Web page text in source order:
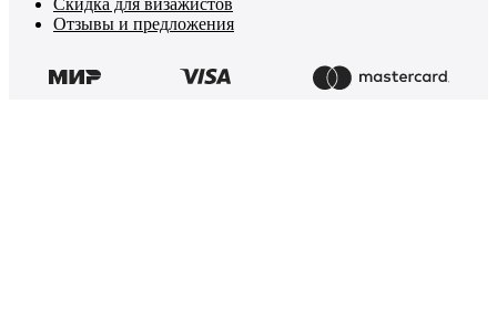
Скидка для визажистов
Отзывы и предложения